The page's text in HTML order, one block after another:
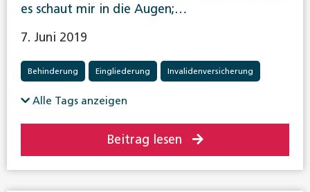
es schaut mir in die Augen;…
7. Juni 2019
Behinderung Eingliederung Invalidenversicherung
Alle Tags anzeigen
Beitrag lesen